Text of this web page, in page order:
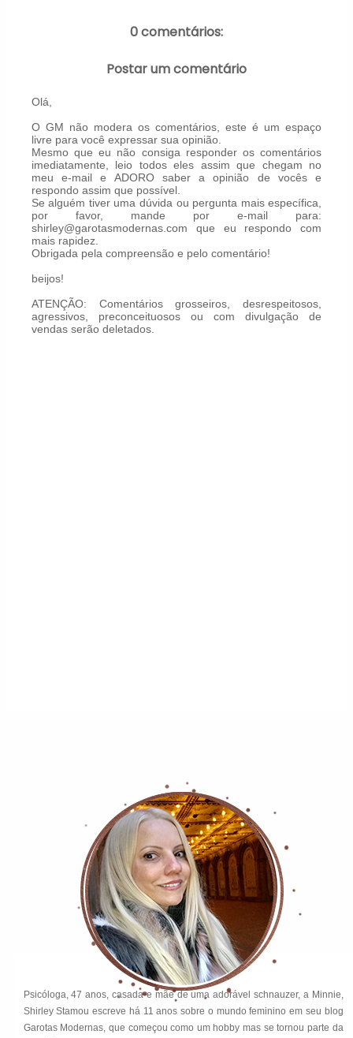
0 comentários:
Postar um comentário
Olá,
O GM não modera os comentários, este é um espaço
livre para você expressar sua opinião.
Mesmo que eu não consiga responder os comentários
imediatamente, leio todos eles assim que chegam no
meu e-mail e ADORO saber a opinião de vocês e
respondo assim que possível.
Se alguém tiver uma dúvida ou pergunta mais específica,
por favor, mande por e-mail para:
shirley@garotasmodernas.com que eu respondo com
mais rapidez.
Obrigada pela compreensão e pelo comentário!
beijos!
ATENÇÃO: Comentários grosseiros, desrespeitosos,
agressivos, preconceituosos ou com divulgação de
vendas serão deletados.
Psicóloga, 47 anos, casada e mãe de uma adorável schnauzer, a Minnie,
Shirley Stamou escreve há 11 anos sobre o mundo feminino em seu blog
Garotas Modernas, que começou como um hobby mas se tornou parte da